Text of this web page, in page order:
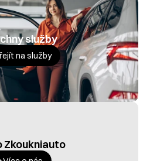
služby
na služby
Zkoukniauto